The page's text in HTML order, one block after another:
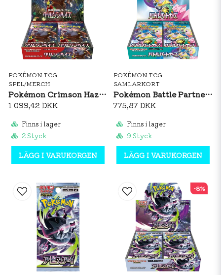
POKÉMON TCG
SPEL/MERCH
Pokémon Crimson Haze Booster Box (JP)
1 099,42 DKK
Finns i lager
2 Styck
LÄGG I VARUKORGEN
POKÉMON TCG
SAMLARKORT
Pokémon Battle Partners Booster Box (JP)
775,87 DKK
Finns i lager
9 Styck
LÄGG I VARUKORGEN
-8%